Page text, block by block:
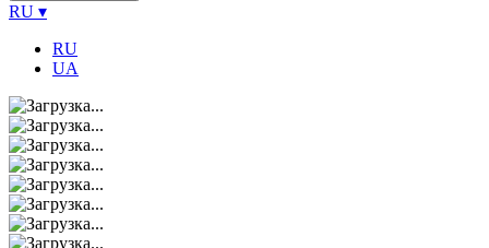
RU ▾
RU
UA